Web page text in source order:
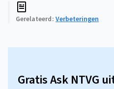
Gerelateerd Verbeteringen
Gratis Ask NTVG